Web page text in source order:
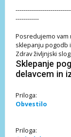
------------
Posredujemo vam
sklepanju pogodb
Zdrav življnjski slog.
Sklepanje
delavcem in
Priloga:
Obvestilo
Priloga: